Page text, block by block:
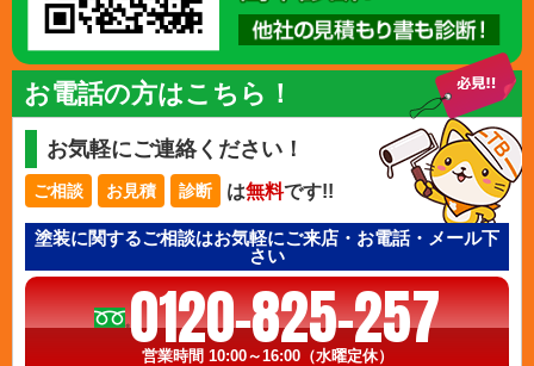
お電話の方はこちら！
お気軽にご連絡ください！
ご相談 お見積 診断 は無料です!!
塗装に関するご相談はお気軽にご来店・お電話・メール下
さい
0120-825-257
営業時間 10:00～16:00（水曜定休）